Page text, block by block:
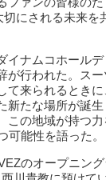
にされる未来
イナムコホール
が行われた。ス
て来られるとき
新たな場所が誕
この地域が持つ
可能性を語った。
のオープニン